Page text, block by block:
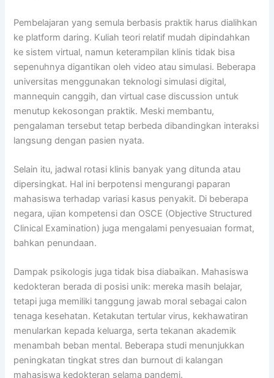
Pembelajaran yang semula berbasis praktik harus dialihkan
ke platform daring. Kuliah teori relatif mudah dipindahkan
ke sistem virtual, namun keterampilan klinis tidak bisa
sepenuhnya digantikan oleh video atau simulasi. Beberapa
universitas menggunakan teknologi simulasi digital,
mannequin canggih, dan virtual case discussion untuk
menutup kekosongan praktik. Meski membantu,
pengalaman tersebut tetap berbeda dibandingkan interaksi
langsung dengan pasien nyata.
Selain itu, jadwal rotasi klinis banyak yang ditunda atau
dipersingkat. Hal ini berpotensi mengurangi paparan
mahasiswa terhadap variasi kasus penyakit. Di beberapa
negara, ujian kompetensi dan OSCE (Objective Structured
Clinical Examination) juga mengalami penyesuaian format,
bahkan penundaan.
Dampak psikologis juga tidak bisa diabaikan. Mahasiswa
kedokteran berada di posisi unik: mereka masih belajar,
tetapi juga memiliki tanggung jawab moral sebagai calon
tenaga kesehatan. Ketakutan tertular virus, kekhawatiran
menularkan kepada keluarga, serta tekanan akademik
menambah beban mental. Beberapa studi menunjukkan
peningkatan tingkat stres dan burnout di kalangan
mahasiswa kedokteran selama pandemi.